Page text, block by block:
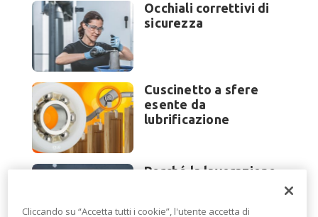
Occhiali correttivi di
sicurezza
Cuscinetto a sfere
esente da
lubrificazione
Perché la lavorazione
Cliccando su “Accetta tutti i cookie”, l'utente accetta di